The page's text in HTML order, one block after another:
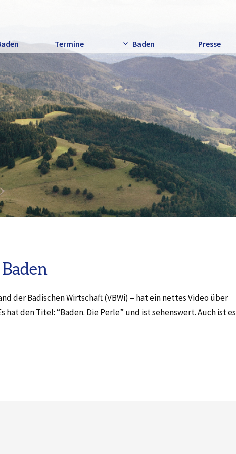
Termine Baden Presse
der Badischen Wirtschaft (VBWi) – hat ein nettes Video über
hat den Titel: “Baden. Die Perle” und ist sehenswert. Auch ist es